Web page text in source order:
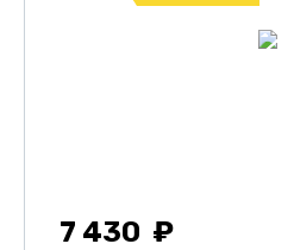
7 430